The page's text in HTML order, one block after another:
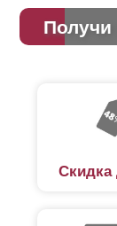
Получи
Скидка